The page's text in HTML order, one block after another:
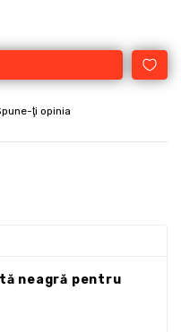
ţi opinia
neagră pentru